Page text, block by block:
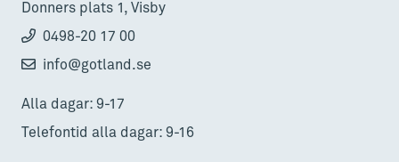
Donners plats 1, Visby
0498-20 17 00
info@gotland.se
Alla dagar: 9-17
Telefontid alla dagar: 9-16